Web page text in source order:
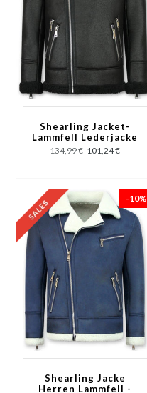
Shearling Jacket-
Lammfell Lederjacke
Herren - Kunstpelz -
Schwarz
134,99 € 101,24 €
-10%
Shearling Jacke
Herren Lammfell -